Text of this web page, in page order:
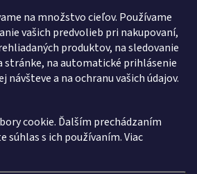
na množstvo cieľov. Používame
vašich predvolieb pri nakupovaní,
produktov, na sledovanie
stránke, na automatické prihlásenie
návšteve a na ochranu vašich údajov.
cookie. Ďalším prechádzaním
súhlas s ich používaním. Viac
ONLINE PLATBY
Vytvoril WEBHUT.sk